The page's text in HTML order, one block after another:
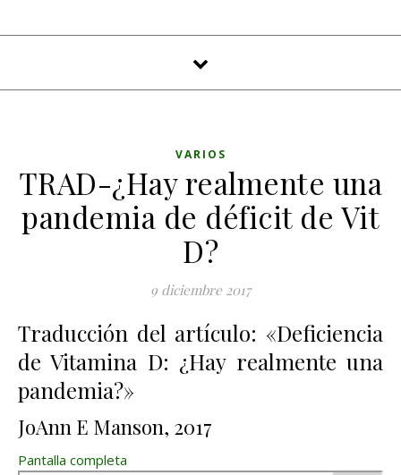
VARIOS
TRAD-¿Hay realmente una
pandemia de déficit de Vit
D?
9 diciembre 2017
Traducción del artículo: «Deficiencia
de Vitamina D: ¿Hay realmente una
pandemia?»
JoAnn E Manson, 2017
Pantalla completa